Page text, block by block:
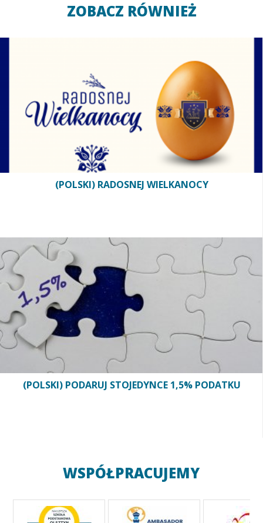
ZOBACZ RÓWNIEŻ
(POLSKI) RADOSNEJ WIELKANOCY
(POLSKI) PODARUJ STOJEDYNCE 1,5% PODATKU
WSPÓŁPRACUJEMY